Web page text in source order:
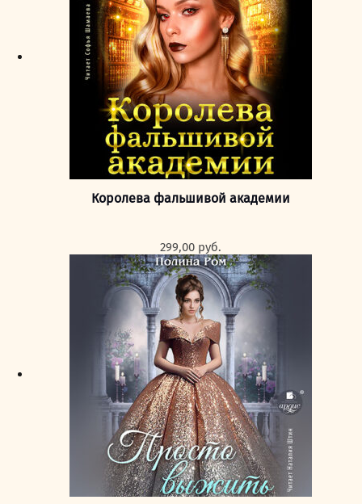
Королева фальшивой академии
299,00 руб.